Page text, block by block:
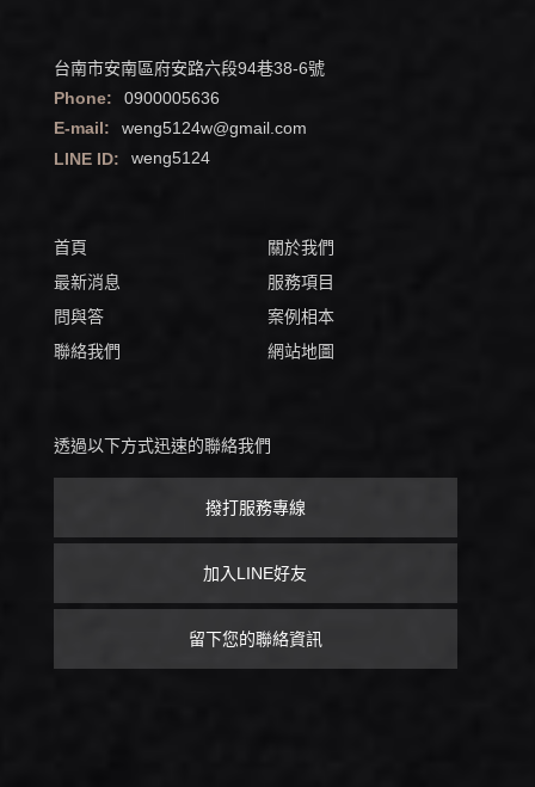
台南市安南區府安路六段94巷38-6號
Phone:
0900005636
E-mail:
weng5124w@gmail.com
LINE ID:
weng5124
首頁
關於我們
最新消息
服務項目
問與答
案例相本
聯絡我們
網站地圖
透過以下方式迅速的聯絡我們
撥打服務專線
加入LINE好友
留下您的聯絡資訊